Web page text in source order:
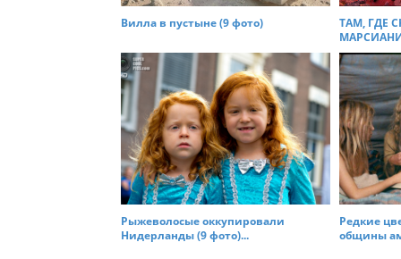
Вилла в пустыне (9 фото)
ТАМ, ГДЕ
Рыжеволосые оккупировали
Нидерланды (9 фото)...
Редкие
общины